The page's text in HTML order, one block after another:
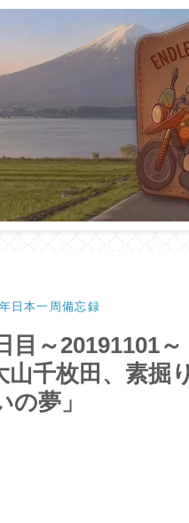
日本一周備忘録
～20191101
千枚田、素掘
夢」